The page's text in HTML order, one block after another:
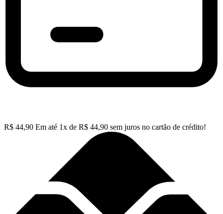
R$ 44,90 Em até 1x de R$ 44,90 sem juros no cartão de crédito!